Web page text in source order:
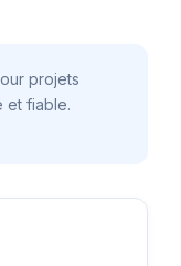
projets
et fiable.